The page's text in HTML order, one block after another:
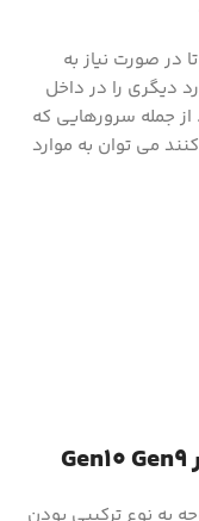
در صورت نیاز به
دیگری را در داخل
از جمله سرورهایی که
می توان به موارد